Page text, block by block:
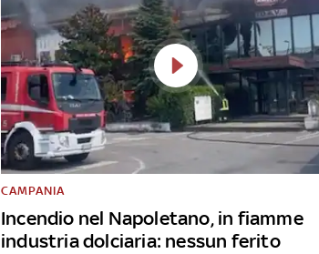
Incendio nel Napoletano, in fiamme
industria dolciaria: nessun ferito
CAMPANIA